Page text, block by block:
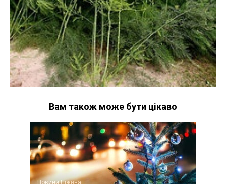
Вам також може бути цікаво
Новини Ніжина